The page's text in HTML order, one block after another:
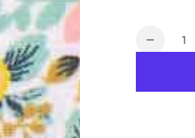
Quantité
Réduire
de